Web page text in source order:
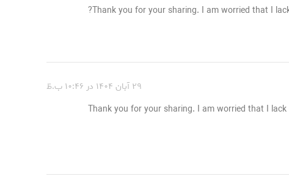
Thank you for your sharing. I am worried that I
۲۹ آبان ۱۴۰۴ در ۱۰:۴۶ ب.ظ
Thank you for your sharing. I am worried that I